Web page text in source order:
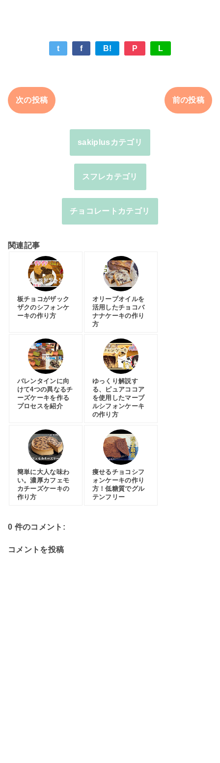
t f B! P L
次の投稿 前の投稿
sakiplusカテゴリ
スフレカテゴリ
チョコレートカテゴリ
関連記事
板チョコがザック
ザクのシフォンケ
ーキの作り方
オリーブオイルを
活用したチョコバ
ナナケーキの作り
方
バレンタインに向
けて4つの異なるチ
ーズケーキを作る
プロセスを紹介
ゆっくり解説す
る、ピュアココア
を使用したマーブ
ルシフォンケーキ
の作り方
簡単に大人な味わ
い。濃厚カフェモ
カチーズケーキの
作り方
痩せるチョコシフ
ォンケーキの作り
方！低糖質でグル
テンフリー
0 件のコメント:
コメントを投稿